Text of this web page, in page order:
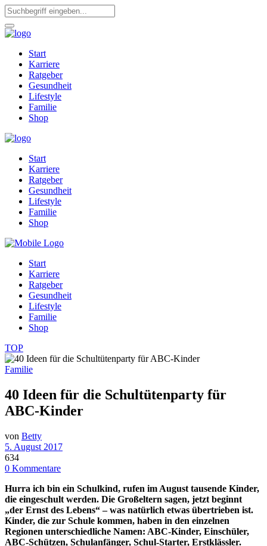
Start
Karriere
Ratgeber
Gesundheit
Lifestyle
Familie
Shop
Start
Karriere
Ratgeber
Gesundheit
Lifestyle
Familie
Shop
Start
Karriere
Ratgeber
Gesundheit
Lifestyle
Familie
Shop
TOP
Familie
40 Ideen für die Schultütenparty für
ABC-Kinder
von Betty
5. August 2017
634
0 Kommentare
Hurra ich bin ein Schulkind, rufen im August tausende Kinder,
die eingeschult werden. Die Großeltern sagen, jetzt beginnt
„der Ernst des Lebens“ – was natürlich etwas übertrieben ist.
Kinder, die zur Schule kommen, haben in den einzelnen
Regionen unterschiedliche Namen: ABC-Kinder, Einschüler,
ABC-Schützen, Schulanfänger, Schul-Starter, Erstklässler.